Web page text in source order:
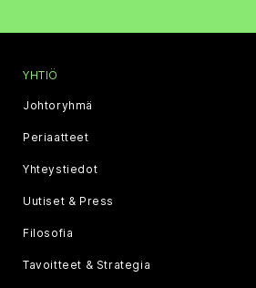
YHTIÖ
Johtoryhmä
Periaatteet
Yhteystiedot
Uutiset & Press
Filosofia
Tavoitteet & Strategia